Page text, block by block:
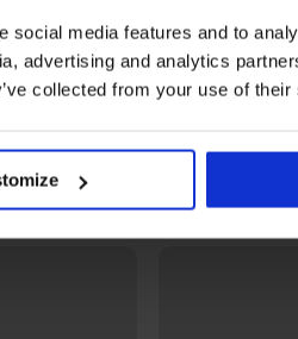
media features and to
advertising and analytics
collected from your use of
100%
pozycji
L - L
mail:
spodobać